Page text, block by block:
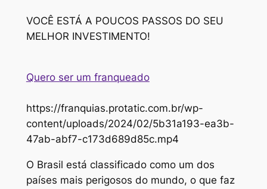
VOCÊ ESTÁ A POUCOS PASSOS DO SEU
MELHOR INVESTIMENTO!
Quero ser um franqueado
https://franquias.protatic.com.br/wp-
content/uploads/2024/02/5b31a193-ea3b-
47ab-abf7-c173d689d85c.mp4
O Brasil está classificado como um dos
países mais perigosos do mundo, o que faz